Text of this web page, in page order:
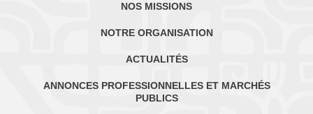
NOS MISSIONS
NOTRE ORGANISATION
ACTUALITÉS
ANNONCES PROFESSIONNELLES ET MARCHÉS
PUBLICS